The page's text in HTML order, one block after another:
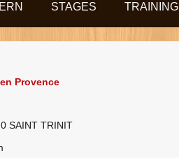
STAGES TRAINING
Provence
SAINT TRINIT